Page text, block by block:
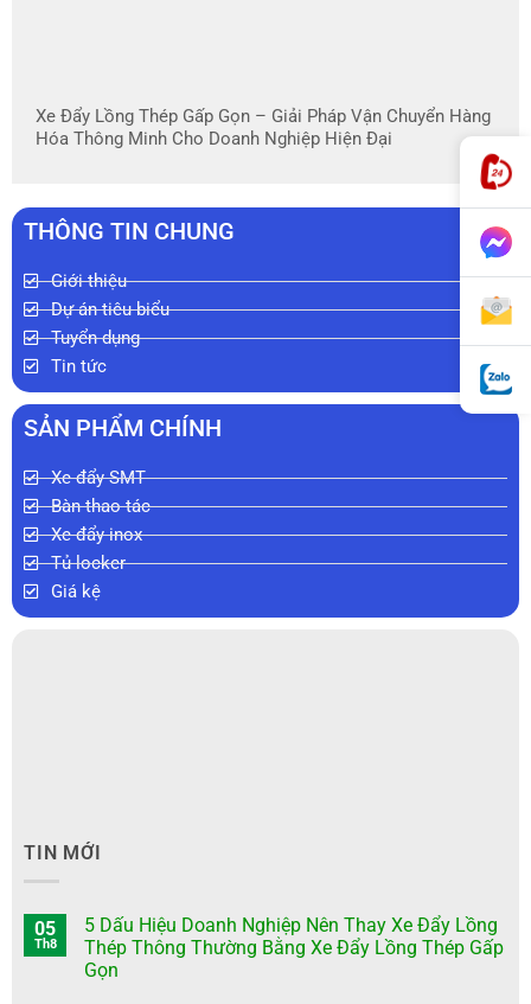
Xe Đẩy Lồng Thép Gấp Gọn – Giải Pháp Vận Chuyển Hàng
Hóa Thông Minh Cho Doanh Nghiệp Hiện Đại
THÔNG TIN CHUNG
Giới thiệu
Dự án tiêu biểu
Tuyển dụng
Tin tức
SẢN PHẨM CHÍNH
Xe đẩy SMT
Bàn thao tác
Xe đẩy inox
Tủ locker
Giá kệ
TIN MỚI
05
Th8
5 Dấu Hiệu Doanh Nghiệp Nên Thay Xe Đẩy Lồng
Thép Thông Thường Bằng Xe Đẩy Lồng Thép Gấp
Gọn